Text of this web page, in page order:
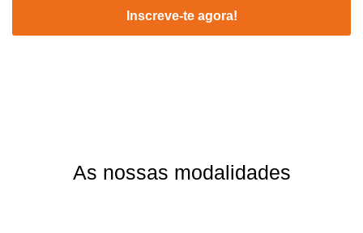
Inscreve-te agora!
As nossas modalidades